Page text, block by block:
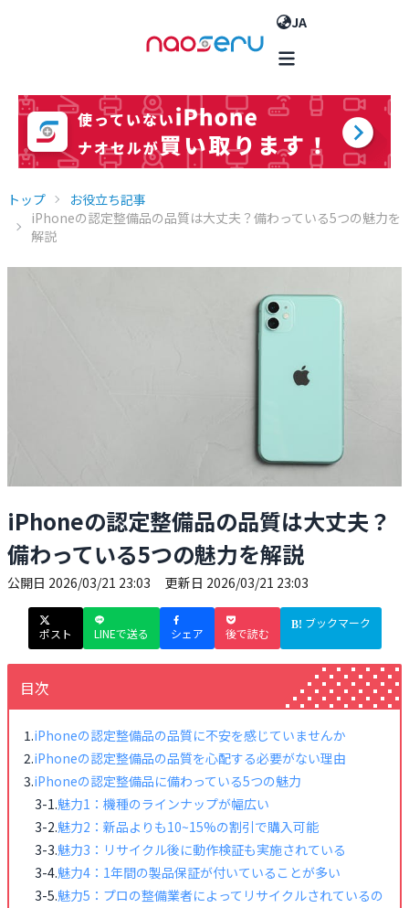
JA
トップ
お役立ち記事
iPhoneの認定整備品の品質は大丈夫？備わっている5つの魅力を
解説
iPhoneの認定整備品の品質は大丈夫？
備わっている5つの魅力を解説
公開日 2026/03/21 23:03 更新日 2026/03/21 23:03
ポスト LINEで送る シェア 後で読む
ブックマーク
目次
iPhoneの認定整備品の品質に不安を感じていませんか
iPhoneの認定整備品の品質を心配する必要がない理由
iPhoneの認定整備品に備わっている5つの魅力
魅力1：機種のラインナップが幅広い
魅力2：新品よりも10~15%の割引で購入可能
魅力3：リサイクル後に動作検証も実施されている
魅力4：1年間の製品保証が付いていることが多い
魅力5：プロの整備業者によってリサイクルされているの